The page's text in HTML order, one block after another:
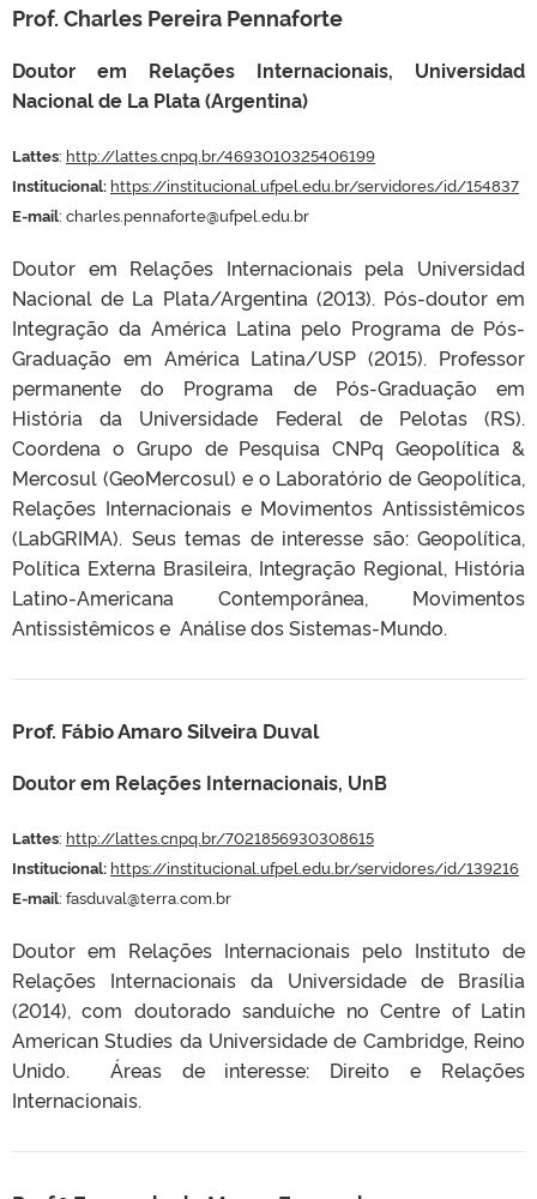
Prof. Charles Pereira Pennaforte
Doutor em Relações Internacionais, Universidad
Nacional de La Plata (Argentina)
Lattes: http://lattes.cnpq.br/4693010325406199
Institucional: https://institucional.ufpel.edu.br/servidores/id/154837
E-mail: charles.pennaforte@ufpel.edu.br
Doutor em Relações Internacionais pela Universidad
Nacional de La Plata/Argentina (2013). Pós-doutor em
Integração da América Latina pelo Programa de Pós-
Graduação em América Latina/USP (2015). Professor
permanente do Programa de Pós-Graduação em
História da Universidade Federal de Pelotas (RS).
Coordena o Grupo de Pesquisa CNPq Geopolítica &
Mercosul (GeoMercosul) e o Laboratório de Geopolítica,
Relações Internacionais e Movimentos Antissistêmicos
(LabGRIMA). Seus temas de interesse são: Geopolítica,
Política Externa Brasileira, Integração Regional, História
Latino-Americana Contemporânea, Movimentos
Antissistêmicos e Análise dos Sistemas-Mundo.
Prof. Fábio Amaro Silveira Duval
Doutor em Relações Internacionais, UnB
Lattes: http://lattes.cnpq.br/7021856930308615
Institucional: https://institucional.ufpel.edu.br/servidores/id/139216
E-mail: fasduval@terra.com.br
Doutor em Relações Internacionais pelo Instituto de
Relações Internacionais da Universidade de Brasília
(2014), com doutorado sanduíche no Centre of Latin
American Studies da Universidade de Cambridge, Reino
Unido. Áreas de interesse: Direito e Relações
Internacionais.